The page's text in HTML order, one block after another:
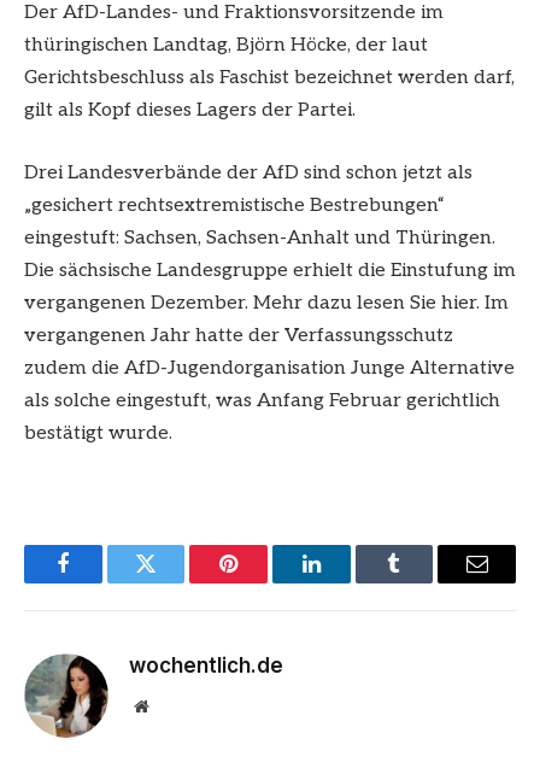
Der AfD-Landes- und Fraktionsvorsitzende im
thüringischen Landtag, Björn Höcke, der laut
Gerichtsbeschluss als Faschist bezeichnet werden darf,
gilt als Kopf dieses Lagers der Partei.
Drei Landesverbände der AfD sind schon jetzt als
„gesichert rechtsextremistische Bestrebungen“
eingestuft: Sachsen, Sachsen-Anhalt und Thüringen.
Die sächsische Landesgruppe erhielt die Einstufung im
vergangenen Dezember. Mehr dazu lesen Sie hier. Im
vergangenen Jahr hatte der Verfassungsschutz
zudem die AfD-Jugendorganisation Junge Alternative
als solche eingestuft, was Anfang Februar gerichtlich
bestätigt wurde.
FacebookTwitter Pinterest LinkedInTumblr Email
wochentlich.de
Website